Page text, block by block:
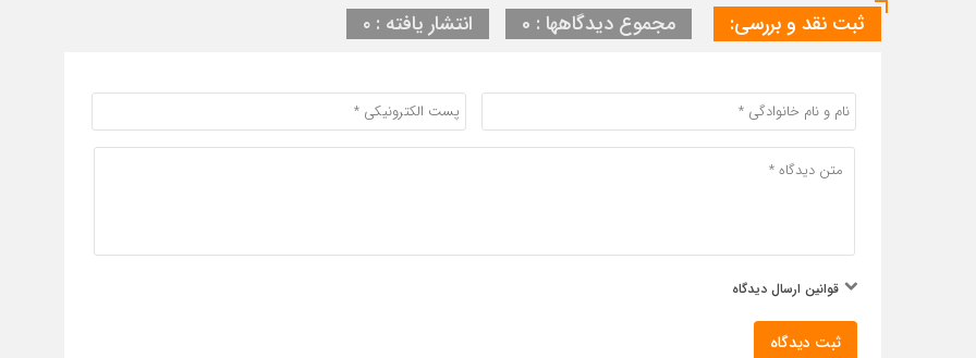
ثبت نقد و بررسی: مجموع دیدگاهها : 0 انتشار یافته : ۰
قوانین ارسال دیدگاه
ثبت دیدگاه